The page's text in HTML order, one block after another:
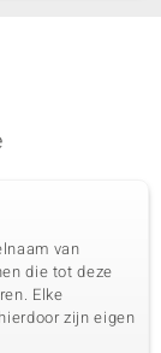
van
die tot deze
Elke
zijn eigen